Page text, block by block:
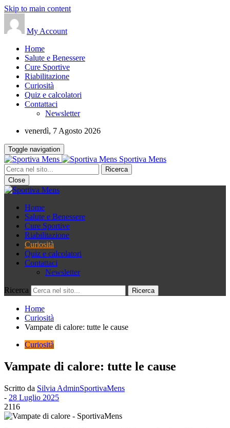
Skip to main content
My Account
Home
Salute e Benessere
Cure Sportive
Riabilitazione
Curiosità
Quiz e calcolatori
Contattaci
Newsletter
venerdì, 7 Agosto 2026
Toggle navigation
Sportiva Mens
Close
Home
Salute e Benessere
Cure Sportive
Riabilitazione
Curiosità
Quiz e calcolatori
Contattaci
Newsletter
Ricerca
Home
Curiosità
Vampate di calore: tutte le cause
Curiosità
Vampate di calore: tutte le cause
Scritto da Silvia AdminSportivaMens
- 28 Luglio 2025
2116